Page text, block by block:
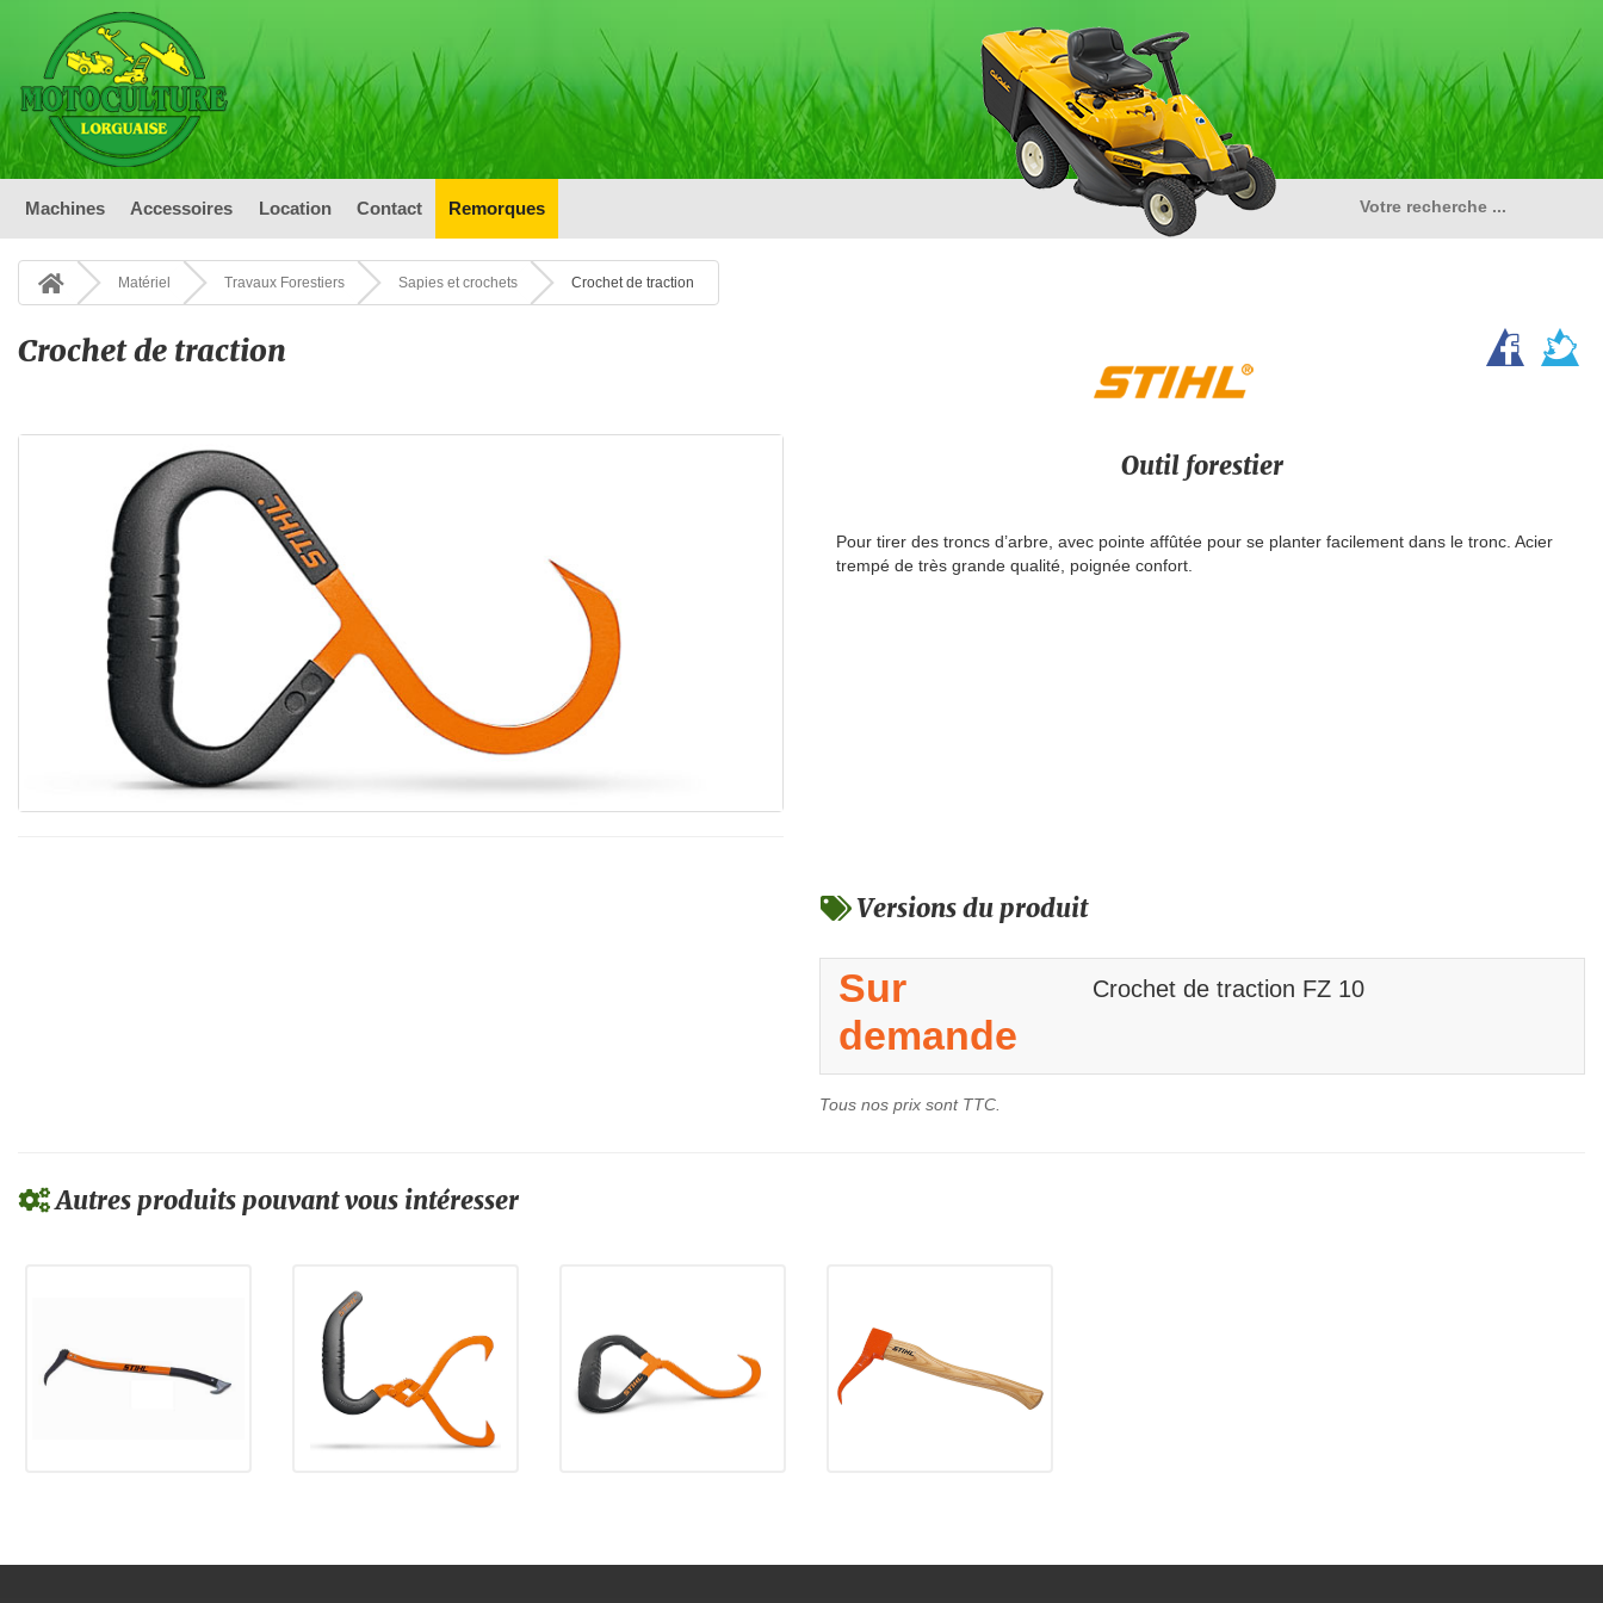
Machines Accessoires Location Contact Remorques
Matériel Travaux Forestiers Sapies et crochets Crochet de traction
Crochet de traction
Outil forestier
Pour tirer des troncs d’arbre, avec pointe affûtée pour se planter facilement dans le tronc. Acier
trempé de très grande qualité, poignée confort.
Versions du produit
Sur
demande
Crochet de traction FZ 10
Tous nos prix sont TTC.
Autres produits pouvant vous intéresser